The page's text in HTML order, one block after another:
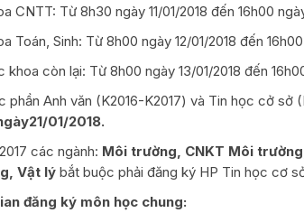
CNTT: Từ 8h30 ngày 11/01/2018 đến 16h00
Toán, Sinh: Từ 8h00 ngày 12/01/2018 đến
khoa còn lại: Từ 8h00 ngày 13/01/2018 đến
phần Anh văn (K2016-K2017) và Tin học cở sở
01/2018.
các ngành: Môi trường, CNKT Môi
Vật lý bắt buộc phải đăng ký HP Tin học cơ
đăng ký môn học chung: